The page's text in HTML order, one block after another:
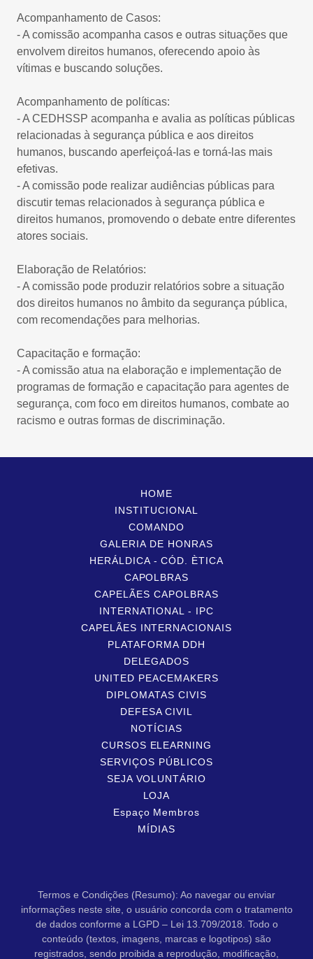
Acompanhamento de Casos:
- A comissão acompanha casos e outras situações que
envolvem direitos humanos, oferecendo apoio às
vítimas e buscando soluções.
Acompanhamento de políticas:
- A CEDHSSP acompanha e avalia as políticas públicas
relacionadas à segurança pública e aos direitos
humanos, buscando aperfeiçoá-las e torná-las mais
efetivas.
- A comissão pode realizar audiências públicas para
discutir temas relacionados à segurança pública e
direitos humanos, promovendo o debate entre diferentes
atores sociais.
Elaboração de Relatórios:
- A comissão pode produzir relatórios sobre a situação
dos direitos humanos no âmbito da segurança pública,
com recomendações para melhorias.
Capacitação e formação:
- A comissão atua na elaboração e implementação de
programas de formação e capacitação para agentes de
segurança, com foco em direitos humanos, combate ao
racismo e outras formas de discriminação.
HOME
INSTITUCIONAL
COMANDO
GALERIA DE HONRAS
HERÁLDICA - CÓD. ÈTICA
CAPOLBRAS
CAPELÃES CAPOLBRAS
INTERNATIONAL - IPC
CAPELÃES INTERNACIONAIS
PLATAFORMA DDH
DELEGADOS
UNITED PEACEMAKERS
DIPLOMATAS CIVIS
DEFESA CIVIL
NOTÍCIAS
CURSOS ELEARNING
SERVIÇOS PÚBLICOS
SEJA VOLUNTÁRIO
LOJA
Espaço Membros
MÍDIAS
Termos e Condições (Resumo): Ao navegar ou enviar
informações neste site, o usuário concorda com o tratamento
de dados conforme a LGPD – Lei 13.709/2018. Todo o
conteúdo (textos, imagens, marcas e logotipos) são
registrados, sendo proibida a reprodução, modificação,